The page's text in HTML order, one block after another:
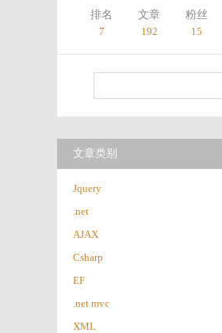
排名
7
文章
192
粉丝
15
文章类别
Jquery
.net
AJAX
Csharp
EF
.net mvc
XML